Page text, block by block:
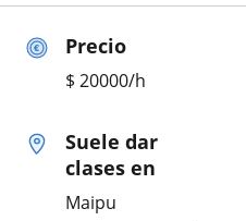
Precio
$ 20000/h
Suele dar
clases en
Maipu